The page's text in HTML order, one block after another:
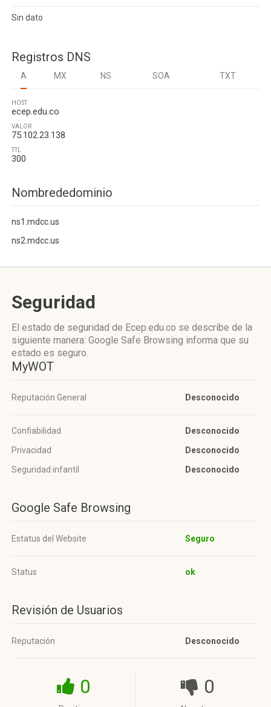
Sin dato
Registros DNS
A MX NS SOA TXT
HOST
ecep.edu.co
VALOR
75.102.23.138
TTL
300
Nombrededominio
ns1.mdcc.us
ns2.mdcc.us
Seguridad
El estado de seguridad de Ecep.edu.co se describe de la
siguiente manera: Google Safe Browsing informa que su
estado es seguro.
MyWOT
Reputación General Desconocido
Confiabilidad
Desconocido
Privacidad
Desconocido
Seguridad infantil
Desconocido
Google Safe Browsing
Estatus del Website Seguro
Status ok
Revisión de Usuarios
Reputación Desconocido
0 0